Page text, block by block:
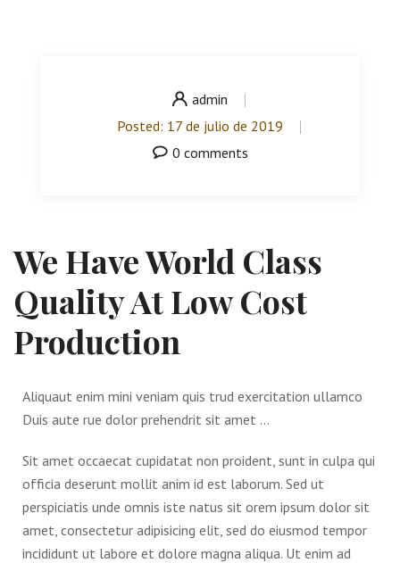
admin
Posted: 17 de julio de 2019
0 comments
We Have World Class
Quality At Low Cost
Production
Aliquaut enim mini veniam quis trud exercitation ullamco
Duis aute rue dolor prehendrit sit amet …
Sit amet occaecat cupidatat non proident, sunt in culpa qui
officia deserunt mollit anim id est laborum. Sed ut
perspiciatis unde omnis iste natus sit orem ipsum dolor sit
amet, consectetur adipisicing elit, sed do eiusmod tempor
incididunt ut labore et dolore magna aliqua. Ut enim ad